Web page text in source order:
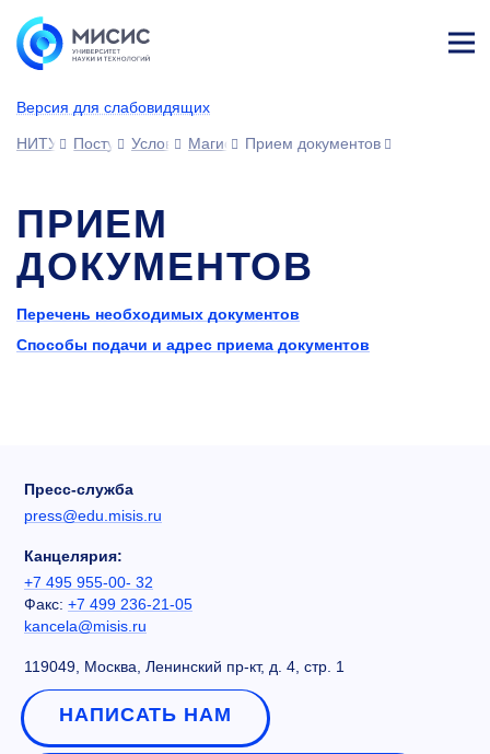
Версия для слабовидящих
НИТУ МИСИСПоступающимУсловия приемаМагистратура и специализированное
Прием документов
ПРИЕМ
ДОКУМЕНТОВ
Перечень необходимых документов
Способы подачи и адрес приема документов
Пресс-служба
press@edu.misis.ru
Канцелярия:
+7 495 955-00- 32
Факс: +7 499 236-21-05
kancela@misis.ru
119049, Москва, Ленинский пр-кт, д. 4, стр. 1
НАПИСАТЬ НАМ